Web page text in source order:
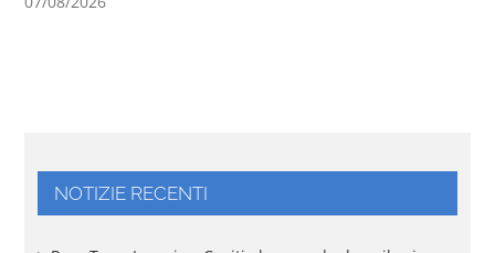
NOTIZIE RECENTI